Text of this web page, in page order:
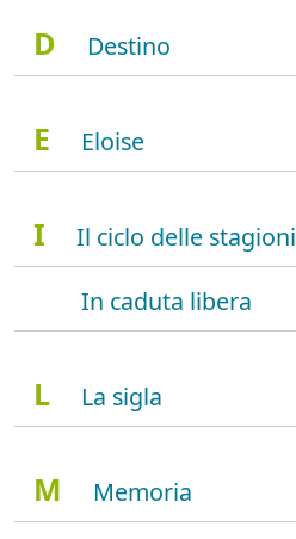
D Destino
E Eloise
I
Il ciclo delle stagioni
In caduta libera
L La sigla
M Memoria